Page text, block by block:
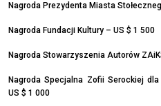
Nagroda Prezydenta Miasta
Nagroda Fundacji Kultury – US $ 1 500
Nagroda Stowarzyszenia Autorów
Nagroda Specjalna Zofii Serockiej
US $ 1 000